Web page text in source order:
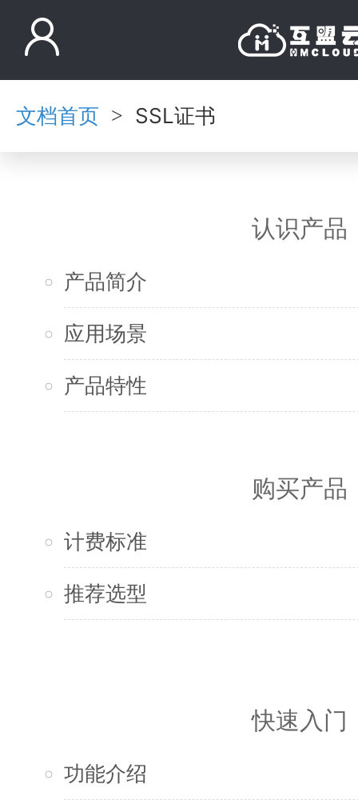
文档首页 > SSL证书
认识产品
产品简介
应用场景
产品特性
购买产品
计费标准
推荐选型
快速入门
功能介绍